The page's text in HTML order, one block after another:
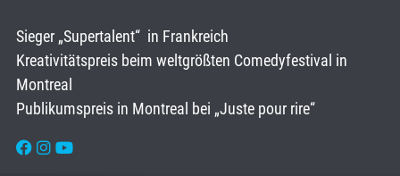
Sieger „Supertalent“ in Frankreich
Kreativitätspreis beim weltgrößten Comedyfestival in
Montreal
Publikumspreis in Montreal bei „Juste pour rire“